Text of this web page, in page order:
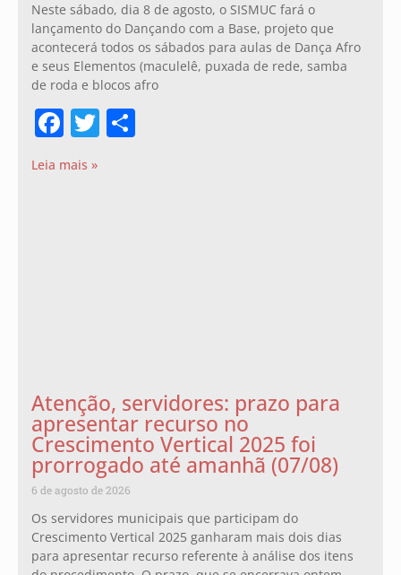
Neste sábado, dia 8 de agosto, o SISMUC fará o
lançamento do Dançando com a Base, projeto que
acontecerá todos os sábados para aulas de Dança Afro
e seus Elementos (maculelê, puxada de rede, samba
de roda e blocos afro
Facebook
Twitter
Leia mais »
Atenção, servidores: prazo para
apresentar recurso no
Crescimento Vertical 2025 foi
prorrogado até amanhã (07/08)
6 de agosto de 2026
Os servidores municipais que participam do
Crescimento Vertical 2025 ganharam mais dois dias
para apresentar recurso referente à análise dos itens